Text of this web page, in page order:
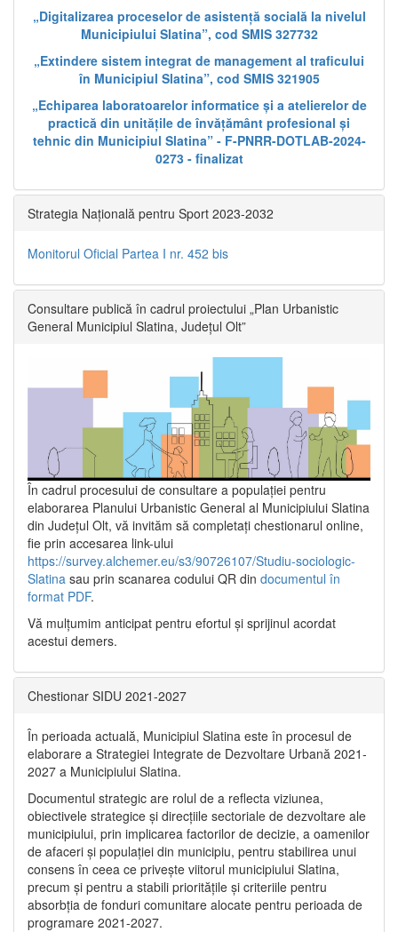
„Digitalizarea proceselor de asistență socială la nivelul
Municipiului Slatina”, cod SMIS 327732
„Extindere sistem integrat de management al traficului
în Municipiul Slatina”, cod SMIS 321905
„Echiparea laboratoarelor informatice și a atelierelor de
practică din unitățile de învățământ profesional și
tehnic din Municipiul Slatina” - F-PNRR-DOTLAB-2024-
0273 - finalizat
Strategia Națională pentru Sport 2023-2032
Monitorul Oficial Partea I nr. 452 bis
Consultare publică în cadrul proiectului „Plan Urbanistic
General Municipiul Slatina, Județul Olt”
În cadrul procesului de consultare a populaţiei pentru
elaborarea Planului Urbanistic General al Municipiului Slatina
din Județul Olt, vă invităm să completați chestionarul online,
fie prin accesarea link-ului
https://survey.alchemer.eu/s3/90726107/Studiu-sociologic-
Slatina sau prin scanarea codului QR din documentul în
format PDF.
Vă mulţumim anticipat pentru efortul şi sprijinul acordat
acestui demers.
Chestionar SIDU 2021-2027
În perioada actuală, Municipiul Slatina este în procesul de
elaborare a Strategiei Integrate de Dezvoltare Urbană 2021‐
2027 a Municipiului Slatina.
Documentul strategic are rolul de a reflecta viziunea,
obiectivele strategice și direcțiile sectoriale de dezvoltare ale
municipiului, prin implicarea factorilor de decizie, a oamenilor
de afaceri și populației din municipiu, pentru stabilirea unui
consens în ceea ce privește viitorul municipiului Slatina,
precum și pentru a stabili prioritățile și criteriile pentru
absorbția de fonduri comunitare alocate pentru perioada de
programare 2021-2027.